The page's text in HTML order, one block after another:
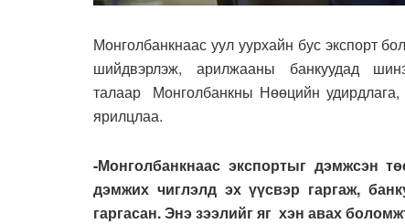
Монголбанкнаас уул уурхайн бус экспорт
шийдвэрлэж, арилжааны банкуудад
талаар Монголбанкны Нөөцийн удирдлага,
ярилцлаа.
-Монголбанкнаас экспортыг дэмжсэн
дэмжих чиглэлд эх үүсвэр гаргаж,
гаргасан. Энэ зээлийг яг хэн авах